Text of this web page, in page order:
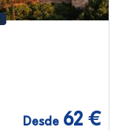
Desde 62 €